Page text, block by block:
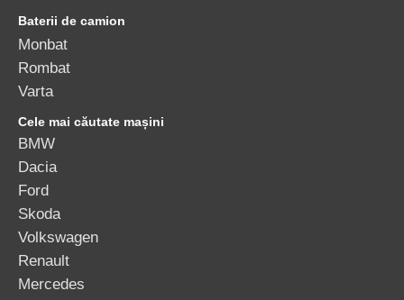
Baterii de camion
Monbat
Rombat
Varta
Cele mai căutate mașini
BMW
Dacia
Ford
Skoda
Volkswagen
Renault
Mercedes